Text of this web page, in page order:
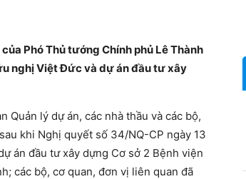
Phó Thủ tướng Chính phủ Lê Thành
nghị Việt Đức và dự án đầu tư xây
Quản lý dự án, các nhà thầu và các bộ,
khi Nghị quyết số 34/NQ-CP ngày 13
án đầu tư xây dựng Cơ sở 2 Bệnh viện
các bộ, cơ quan, đơn vị liên quan đã